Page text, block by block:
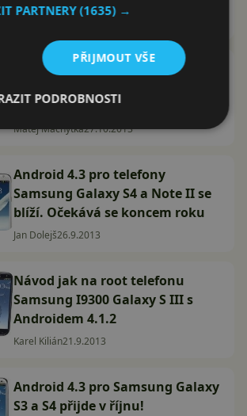
Samsung Galaxy S III porazil v
letošní iPhony
Matěj Machytka27.10.2013
Android 4.3 pro telefony
Samsung Galaxy S4 a Note II se
blíží. Očekává se koncem roku
Jan Dolejš26.9.2013
Návod jak na root telefonu
Samsung I9300 Galaxy S III s
Androidem 4.1.2
Karel Kilián21.9.2013
Android 4.3 pro Samsung Galaxy
S3 a S4 přijde v říjnu!
PARTNERY(1635) →
PŘIJMOUT VŠE
PODROBNOSTI